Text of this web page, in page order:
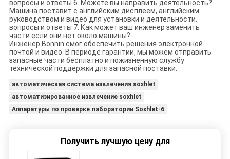
вопросы и ответы 6. Можете вы направить деятельность?
Машина поставит с английским дисплеем, английским
руководством и видео для установки и деятельности.
вопросы и ответы 7. Как может ваш инженер заменить
части если они нет около машины?
Инженер Bonnin смог обеспечить решения электронной
почтой и видео. В периоде гарантии, мы можем отправить
запасные части бесплатно и пожизненную службу
технической поддержки для запасной поставки.
автоматическая система извлечения soxhlet
автоматизированное извлечение soxhlet
Аппаратуры по проверке лаборатории Soxhlet-6
Получить лучшую цену для